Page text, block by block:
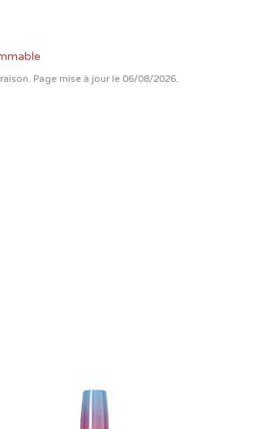
Page mise à jour le 06/08/2026.